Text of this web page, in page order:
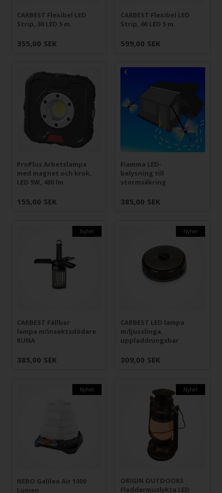
CARBEST Flexibel LED
Strip, 30 LED 5 m.
355,00 SEK
CARBEST Flexibel LED
Strip, 60 LED 5 m.
599,00 SEK
ProPlus Arbetslampa
med magnet och krok,
LED 5W, 400 lm
155,00 SEK
Fiamma LED-
belysning till
stormsäkring
385,00 SEK
Nyhet
CARBEST Fällbar
lampa m/insektsdödare
RUNA
385,00 SEK
Nyhet
CARBEST LED lampa
m/ljusslinga,
uppladdningsbar
309,00 SEK
Nyhet
NEBO Galileo Air 1000
Lumen
Nyhet
ORIGIN OUTDOORS
Fladdermuslykta LED